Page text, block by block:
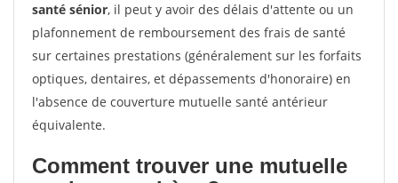
santé sénior, il peut y avoir des délais d'attente ou un
plafonnement de remboursement des frais de santé
sur certaines prestations (généralement sur les forfaits
optiques, dentaires, et dépassements d'honoraire) en
l'absence de couverture mutuelle santé antérieur
équivalente.
Comment trouver une mutuelle